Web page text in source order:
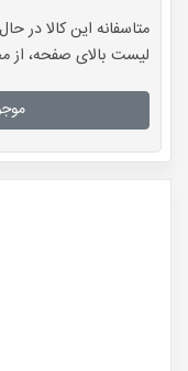
متاسفانه این کالا در
لیست بالای صفحه، از